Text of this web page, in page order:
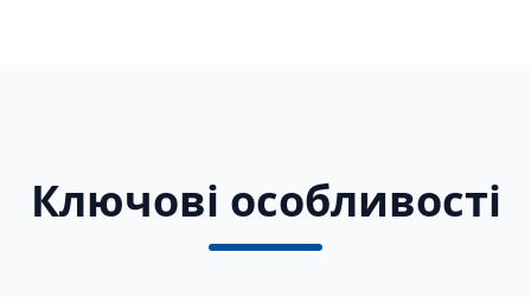
Ключові особливості